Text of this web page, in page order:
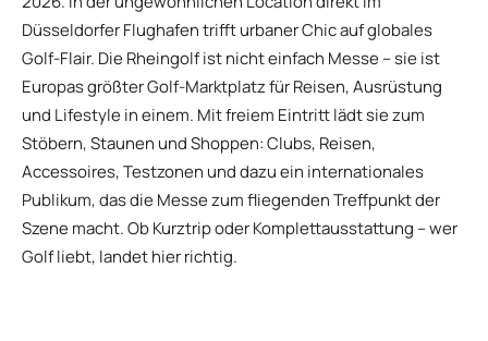
Düsseldorfer Flughafen trifft urbaner Chic auf globales
Golf-Flair. Die Rheingolf ist nicht einfach Messe – sie ist
Europas größter Golf-Marktplatz für Reisen, Ausrüstung
und Lifestyle in einem. Mit freiem Eintritt lädt sie zum
Stöbern, Staunen und Shoppen: Clubs, Reisen,
Accessoires, Testzonen und dazu ein internationales
Publikum, das die Messe zum fliegenden Treffpunkt der
Szene macht. Ob Kurztrip oder Komplettausstattung – wer
Golf liebt, landet hier richtig.